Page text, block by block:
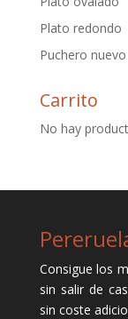
Plato redondo
Puchero nuevo
Carrito
No hay
Consigue los
sin salir de
sin coste